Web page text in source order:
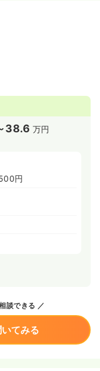
38.6 万円
円
談できる
てみる